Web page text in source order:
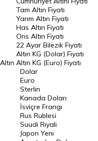
DÖVİZ
Döviz Kuru
Dolar Kuru
Euro Kuru
Pound Kuru
Frank Kuru
Riyal Kuru
Avustralya Doları
Altın
Tam Altın Fiyatı
Yarım Altın Fiyatı
Has Altın Fiyatı
Ons Altın Fiyatı
22 Ayar Bilezik Fiyatı
Altın KG (Dolar) Fiyatı
Altın KG (Euro) Fiyatı
Dolar
Euro
Sterlin
Kanada Doları
İsviçre Frangı
Rus Rublesi
Suudi Riyali
Japon Yeni